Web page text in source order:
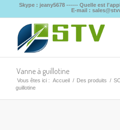
Skype : jeany5678 ------ Quelle est
E-mail :
Vanne à guillotine
Vous êtes ici : Accueil / Des produits /
guillotine